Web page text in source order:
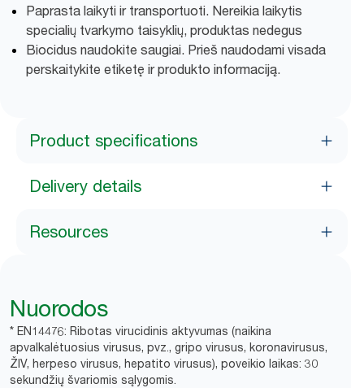
Paprasta laikyti ir transportuoti. Nereikia laikytis
specialių tvarkymo taisyklių, produktas nedegus
Biocidus naudokite saugiai. Prieš naudodami visada
perskaitykite etiketę ir produkto informaciją.
Product specifications
Delivery details
Resources
Nuorodos
* EN14476: Ribotas virucidinis aktyvumas (naikina
apvalkalėtuosius virusus, pvz., gripo virusus, koronavirusus,
ŽIV, herpeso virusus, hepatito virusus), poveikio laikas: 30
sekundžių švariomis sąlygomis.